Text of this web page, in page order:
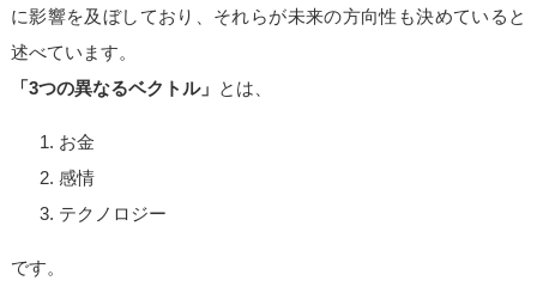
に影響を及ぼしており、それらが未来の方向性も決めている と
述べています。
「3つの異なるベクトル」 とは、
お金
感情
テクノロジー
です。